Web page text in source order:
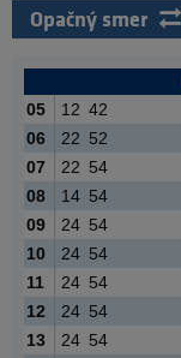
Opačný smer
05 12 42
06
22 52
07
22 54
08
14 54
09
24 54
10
24 54
11
24 54
12
24 54
13
24 54